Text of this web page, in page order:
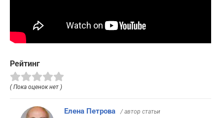
Рейтинг
( Пока оценок нет )
Елена Петрова / автор статьи